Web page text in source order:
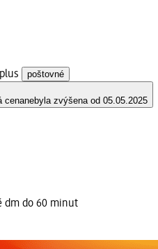
poštovné
cenanebyla zvýšena od 05.05.2025
dm do 60 minut